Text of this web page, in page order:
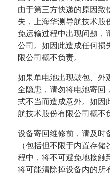
由于第三方快递的原因致
失，上海华测导航技术股
免运输过程中出现问题，
公司。如因此造成任何损
限公司概不负责。
如果单电池出现鼓包、外
全隐患，请勿将电池寄回
式不当而造成意外。如因
航技术股份有限公司概不
设备寄回维修前，请及时
（包括但不限于内置存
程中，将不可避免地接触
将可能清除掉设备内的所